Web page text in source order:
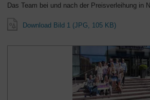
Das Team bei und nach der Preisverleihung in
Download Bild 1 (JPG, 105 KB)